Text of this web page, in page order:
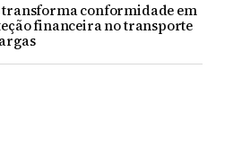
transforma conformidade em
financeira no transporte